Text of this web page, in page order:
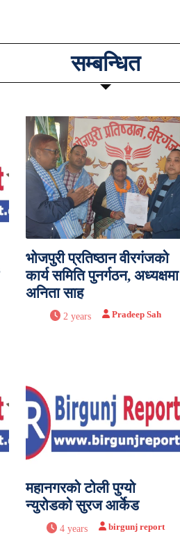
सम्बन्धित
भोजपुरी प्रतिष्ठान वीरगंजको
कार्य समिति पुनर्गठन, अध्यक्षमा
अनिता साह
2 years Pradeep Sah
महानगरको टोली पुग्यो
न्युरोडको सुरज आर्केड
4 years birgunj report